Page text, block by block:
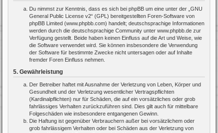
Du nimmst zur Kenntnis, dass es sich bei phpBB um eine unter der „ GNU
General Public License v2“ (GPL) bereitgestellten Foren-Software von
phpBB Limited (www.phpbb.com) handelt; deutschsprachige Informationen
werden durch die deutschsprachige Community unter www.phpbb.de zur
Verfügung gestellt. Beide haben keinen Einfluss auf die Art und Weise, wie
die Software verwendet wird. Sie können insbesondere die Verwendung
der Software für bestimmte Zwecke nicht untersagen oder auf Inhalte
fremder Foren Einfluss nehmen.
5. Gewährleistung
Der Betreiber haftet mit Ausnahme der Verletzung von Leben, Körper und
Gesundheit und der Verletzung wesentlicher Vertragspflichten
(Kardinalpflichten) nur für Schäden, die auf ein vorsätzliches oder grob
fahrlässiges Verhalten zurückzuführen sind. Dies gilt auch für mittelbare
Folgeschäden wie insbesondere entgangenen Gewinn.
Die Haftung ist gegenüber Verbrauchern außer bei vorsätzlichem oder
grob fahrlässigem Verhalten oder bei Schäden aus der Verletzung von